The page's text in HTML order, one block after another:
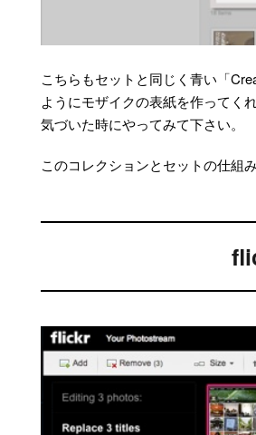
こちらもセットと同じく青い「
ようにモザイクの表紙を作ってく
気づいた時にやってみて下さい。
このコレクションとセットの仕組